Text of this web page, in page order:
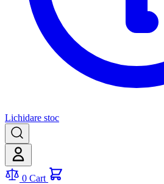
Lichidare stoc
0 Cart